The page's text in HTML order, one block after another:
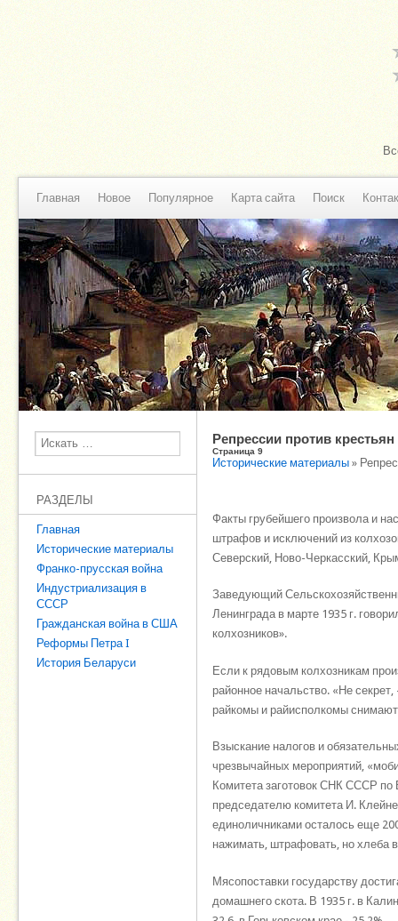
Главная Новое Популярное Карта сайта Поиск
Поиск
РАЗДЕЛЫ
Главная
Исторические материалы
Франко-прусская война
Индустриализация в
СССР
Гражданская война в США
Реформы Петра I
История Беларуси
Репрессии против
Страница 9
Исторические материалы »
Факты грубейшего произвола и
штрафов и исключений из
Северский, Ново-Черкасский,
Заведующий
Ленинграда в марте 1935 г.
колхозников».
Если к рядовым колхозникам
районное начальство. «Не
райкомы и райисполкомы снимают
Взыскание налогов и
чрезвычайных мероприятий,
Комитета заготовок СНК СССР по
председателю комитета И.
единоличниками осталось еще
нажимать, штрафовать, но хлеба
Мясопоставки государству
домашнего скота. В 1935 г. в